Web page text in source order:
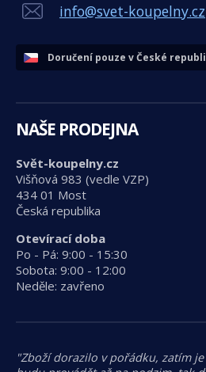
info@svet-koupelny.cz
Doručení pouze v České
NAŠE PRODEJNA
Svět-koupelny.cz
Višňová 983 (vedle VZP)
434 01 Most
Česká republika
Otevírací doba
Po - Pá: 9:00 - 15:30
Sobota: 9:00 - 12:00
Neděle: zavřeno
"Zboží dorazilo v pořádku, zatím